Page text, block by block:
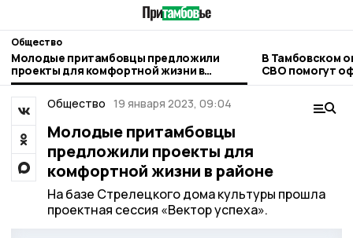
Общество
Молодые притамбовцы предложили
проекты для комфортной жизни в
районе
В Тамбовском
СВО помогут
Общество 19 января 2023, 09:04
Молодые притамбовцы
предложили проекты для
комфортной жизни в районе
На базе Стрелецкого дома культуры прошла
проектная сессия «Вектор успеха».